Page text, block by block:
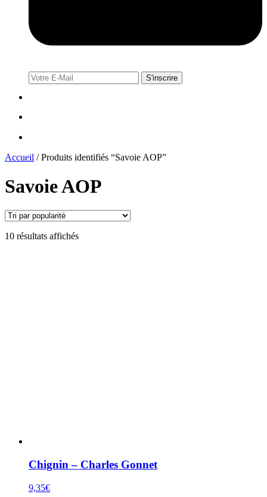
Accueil /Produits identifiés “Savoie AOP”
Savoie AOP
10 résultats affichésTrié
Chignin – Charles Gonnet
9,35€